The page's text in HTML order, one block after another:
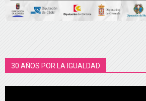
30 AÑOS POR LA IGUALDAD